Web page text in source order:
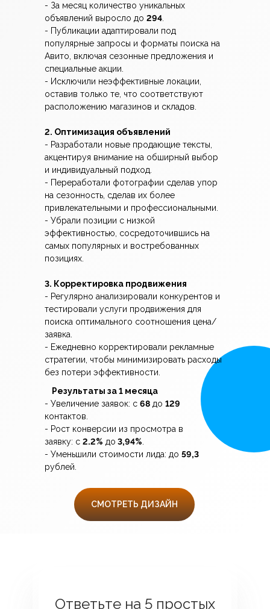
- За месяц количество уникальных
объявлений выросло до 294
- Публикации адаптировали под
популярные запросы и форматы поиска на
Авито, включая сезонные предложения и
специальные акции.
- Исключили неэффективные локации,
оставив только те, что соответствуют
расположению магазинов и складов.
2. Оптимизация объявлений
- Разработали новые продающие тексты,
акцентируя внимание на обширный выбор
и индивидуальный подход.
- Переработали фотографии сделав упор
на сезонность, сделав их более
привлекательными и профессиональными.
- Убрали позиции с низкой
эффективностью, сосредоточившись на
самых популярных и востребованных
позициях.
3. Корректировка продвижения
- Регулярно анализировали конкурентов и
тестировали услуги продвижения для
поиска оптимального соотношения цена/
заявка.
- Ежедневно корректировали рекламные
стратегии, чтобы минимизировать расходы
без потери эффективности.
Результаты за 1 месяца
- Увеличение заявок: с 68 до 129
контактов.
- Рост конверсии из просмотра в
заявку: с 2.2% до 3,94%
- Уменьшили стоимости лида: до 59,3
рублей.
СМОТРЕТЬ ДИЗАЙН
Ответьте на 5 простых